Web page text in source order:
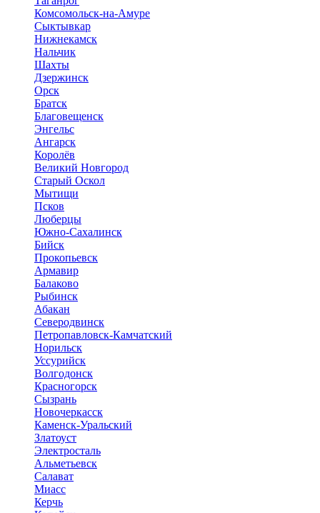
Комсомольск-на-Амуре
Сыктывкар
Нижнекамск
Нальчик
Шахты
Дзержинск
Орск
Братск
Благовещенск
Энгельс
Ангарск
Королёв
Великий Новгород
Старый Оскол
Мытищи
Псков
Люберцы
Южно-Сахалинск
Бийск
Прокопьевск
Армавир
Балаково
Рыбинск
Абакан
Северодвинск
Петропавловск-Камчатский
Норильск
Уссурийск
Волгодонск
Красногорск
Сызрань
Новочеркасск
Каменск-Уральский
Златоуст
Электросталь
Альметьевск
Салават
Миасс
Керчь